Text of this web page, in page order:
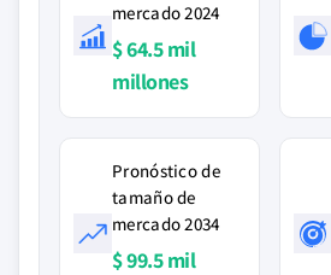
mercado 2024
$ 64.5 mil
millones
Pronóstico de
tamaño de
mercado 2034
$ 99.5 mil